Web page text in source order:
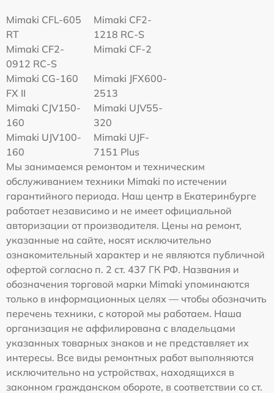
Mimaki CFL-605
RT
Mimaki CF2-
1218 RC-S
Mimaki CF2-
0912 RC-S
Mimaki CF-2
Mimaki CG-160
FX II
Mimaki JFX600-
2513
Mimaki СJV150-
160
Mimaki UJV55-
320
Mimaki UJV100-
160
Mimaki UJF-
7151 Plus
Мы занимаемся ремонтом и техническим
обслуживанием техники Mimaki по истечении
гарантийного периода. Наш центр в Екатеринбурге
работает независимо и не имеет официальной
авторизации от производителя. Цены на ремонт,
указанные на сайте, носят исключительно
ознакомительный характер и не являются публичной
офертой согласно п. 2 ст. 437 ГК РФ. Названия и
обозначения торговой марки Mimaki упоминаются
только в информационных целях — чтобы обозначить
перечень техники, с которой мы работаем. Наша
организация не аффилирована с владельцами
указанных товарных знаков и не представляет их
интересы. Все виды ремонтных работ выполняются
исключительно на устройствах, находящихся в
законном гражданском обороте, в соответствии со ст.